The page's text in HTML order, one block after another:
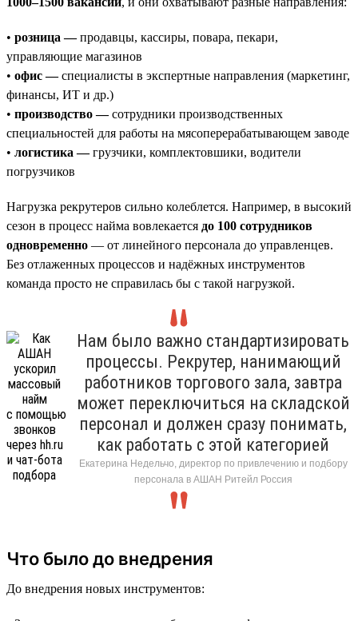
• розница —продавцы, кассиры, повара, пекари,
управляющие магазинов
• офис —специалисты в экспертные направления (маркетинг,
финансы, ИТ и др.)
• производство —сотрудники производственных
специальностей для работы на мясоперерабатывающем заводе
• логистика —грузчики, комплектовшики, водители
погрузчиков
Нагрузка рекрутеров сильно колеблется. Например, в высокий
сезон в процесс найма вовлекается до 100 сотрудников
одновременно — от линейного персонала до управленцев.
Без отлаженных процессов и надёжных инструментов
команда просто не справилась бы с такой нагрузкой.
Нам было важно стандартизировать
процессы. Рекрутер, нанимающий
работников торгового зала, завтра
может переключиться на складской
персонал и должен сразу понимать,
как работать с этой категорией
Екатерина Недельчо, директор по привлечению и подбору
персонала в АШАН Ритейл Россия
Что было до внедрения
До внедрения новых инструментов: